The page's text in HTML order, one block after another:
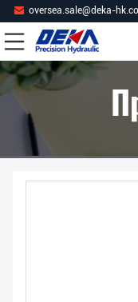
oversea.sale@deka-